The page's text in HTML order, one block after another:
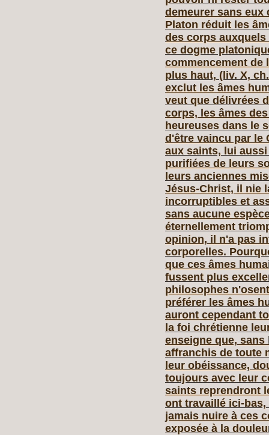
demeurer sans eux
Platon réduit les
des corps
ce dogme
commencement de
plus haut, (liv. X,
exclut les âmes
veut que délivrées
corps, les âmes
heureuses dans le
d'être vaincu par le
aux saints, lui
purifiées de leurs
leurs anciennes
Jésus‑Christ, il nie
incorruptibles et
sans aucune
éternellement
opinion, il n'a pas
corporelles.
que ces âmes
fussent plus
philosophes
préférer les âmes
auront cependant
la foi chrétienne
enseigne que, sans
affranchis de toute
leur obéissance,
toujours avec leur
saints reprendront
ont travaillé
jamais nuire à ces
exposée à la